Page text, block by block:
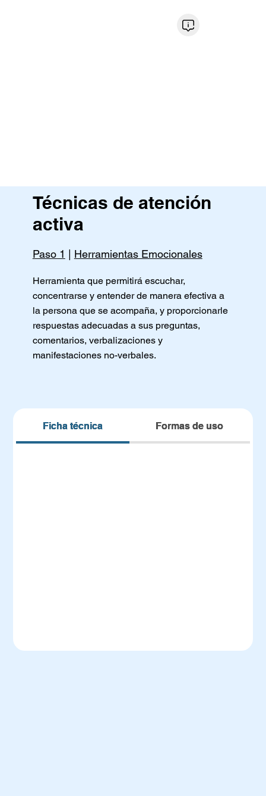
Técnicas de atención
activa
Paso 1 | Herramientas Emocionales
Herramienta que permitirá escuchar,
concentrarse y entender de manera efectiva a
la persona que se acompaña, y proporcionarle
respuestas adecuadas a sus preguntas,
comentarios, verbalizaciones y
manifestaciones no-verbales.
Ficha técnica Formas de uso